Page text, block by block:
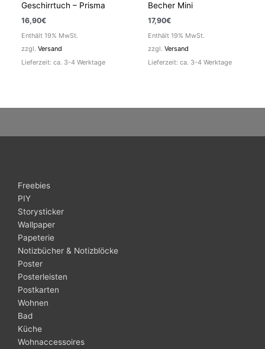
Geschirrtuch – Prisma
16,90€
Enthält 19% MwSt.
zzgl.Versand
Lieferzeit: ca. 3-4 Werktage
Becher Mini
17,90€
Enthält 19% MwSt.
zzgl.Versand
Lieferzeit: ca. 3-4 Werktage
Freebies
PIY
Storysticker
Wallpaper
Papeterie
Notizbücher & Notizblöcke
Poster
Posterleisten
Postkarten
Wohnen
Bad
Küche
Wohnaccessoires